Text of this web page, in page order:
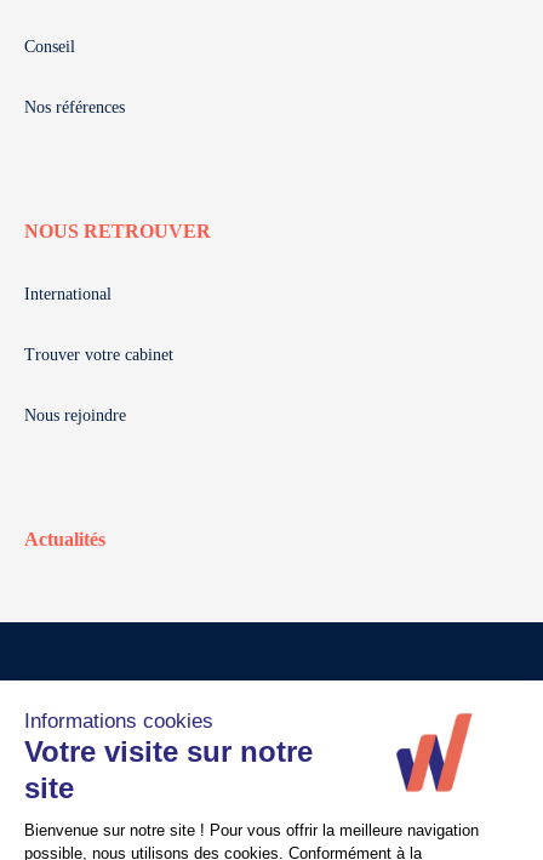
Conseil
Nos références
NOUS RETROUVER
International
Trouver votre cabinet
Nous rejoindre
Actualités
Crédits